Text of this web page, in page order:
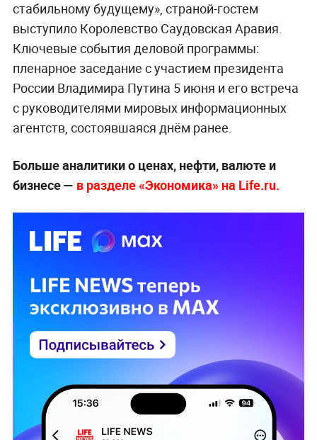
стабильному будущему», страной-гостем
выступило Королевство Саудовская Аравия.
Ключевые события деловой программы:
пленарное заседание с участием президента
России Владимира Путина 5 июня и его встреча
с руководителями мировых информационных
агентств, состоявшаяся днём ранее.
Больше аналитики о ценах, нефти, валюте и
бизнесе — в разделе «Экономика» на Life.ru.